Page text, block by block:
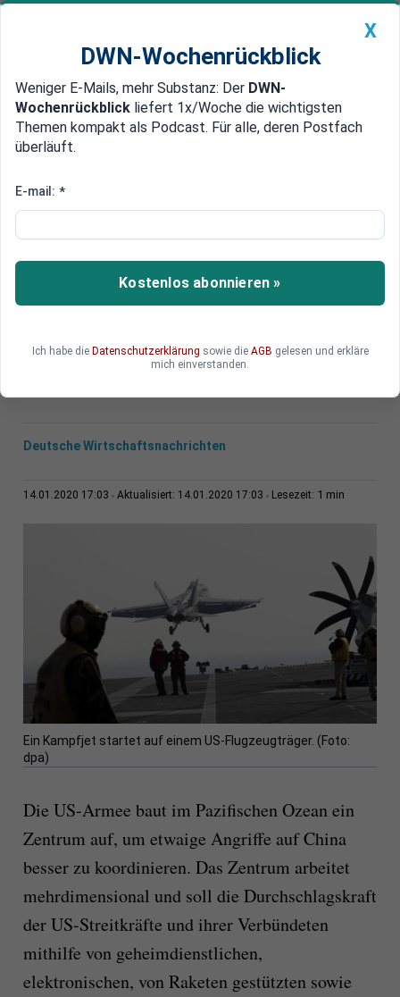
Newsticker MEIN DWN: Geldanlage Premium
Edelmetalle DWN-Magazin China
US-Armee baut Spezialeinheit
Die US-Streitkräfte bauen ein
Koordinationszentrum auf Inseln im Pazifik
gegen China auf. Dieses soll helfen „Löcher in die
Investitionen Chinas und Russlands in Ostasien
zu neutralisieren“, so ein Army Secretary.
Deutsche Wirtschaftsnachrichten
14.01.2020 17:03 Aktualisiert: 14.01.2020 17:03 Lesezeit: 1 min
Ein Kampfjet startet auf einem US-Flugzeugträger. (Foto:
dpa)
Die US-Armee baut im Pazifischen Ozean ein
Zentrum auf, um etwaige Angriffe auf China
besser zu koordinieren. Das Zentrum arbeitet
mehrdimensional und soll die Durchschlagskraft
der US-Streitkräfte und ihrer Verbündeten
mithilfe von geheimdienstlichen,
elektronischen, von Raketen gestützten sowie
X
DWN-Wochenrückblick
Weniger E-Mails, mehr Substanz: Der DWN-
Wochenrückblick liefert 1x/Woche die wichtigsten
Themen kompakt als Podcast. Für alle, deren Postfach
überläuft.
E-mail: *
Kostenlos abonnieren »
Ich habe die Datenschutzerklärung sowie die AGB gelesen und erkläre
mich einverstanden.